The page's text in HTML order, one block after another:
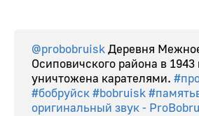
@probobruiskДеревня
Осиповичского района в 1943
уничтожена карателями.
#бобруйск#bobruisk
оригинальный звук -